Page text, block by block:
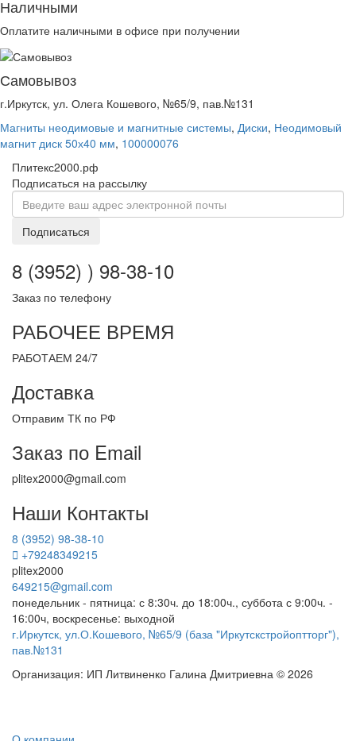
Наличными
Оплатите наличными в офисе при получении
Самовывоз
г.Иркутск, ул. Олега Кошевого, №65/9, пав.№131
Магниты неодимовые и магнитные системы, Диски, Неодимовый
магнит диск 50х40 мм, 100000076
Плитекс2000.рф
Подписаться на рассылку
Подписаться
8 (3952) ) 98-38-10
Заказ по телефону
РАБОЧЕЕ ВРЕМЯ
РАБОТАЕМ 24/7
Доставка
Отправим ТК по РФ
Заказ по Email
plitex2000@gmail.com
Наши Контакты
8 (3952) 98-38-10
+79248349215
plitex2000
649215@gmail.com
понедельник - пятница: с 8:30ч. до 18:00ч., суббота с 9:00ч. -
16:00ч, воскресенье: выходной
г.Иркутск, ул.О.Кошевого, №65/9 (база "Иркутскстройоптторг"),
пав.№131
Организация: ИП Литвиненко Галина Дмитриевна © 2026